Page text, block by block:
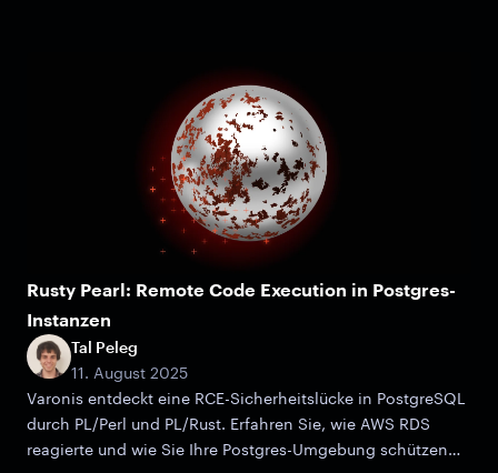
Rusty Pearl: Remote Code Execution in Postgres-
Instanzen
Tal Peleg
11. August 2025
Varonis entdeckt eine RCE-Sicherheitslücke in PostgreSQL
durch PL/Perl und PL/Rust. Erfahren Sie, wie AWS RDS
reagierte und wie Sie Ihre Postgres-Umgebung schützen